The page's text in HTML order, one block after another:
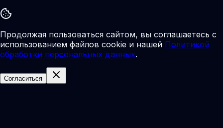
Продолжая пользоваться сайтом, вы соглашаетесь с
использованием файлов cookie и нашей Политикой
обработки персональных данных.
Согласиться